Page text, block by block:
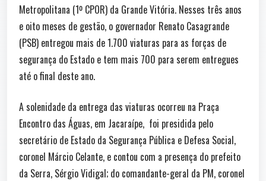
Metropolitana (1º CPOR) da Grande Vitória. Nesses três anos
e oito meses de gestão, o governador Renato Casagrande
(PSB) entregou mais de 1.700 viaturas para as forças de
segurança do Estado e tem mais 700 para serem entregues
até o final deste ano.
A solenidade da entrega das viaturas ocorreu na Praça
Encontro das Águas, em Jacaraípe, foi presidida pelo
secretário de Estado da Segurança Pública e Defesa Social,
coronel Márcio Celante, e contou com a presença do prefeito
da Serra, Sérgio Vidigal; do comandante-geral da PM, coronel